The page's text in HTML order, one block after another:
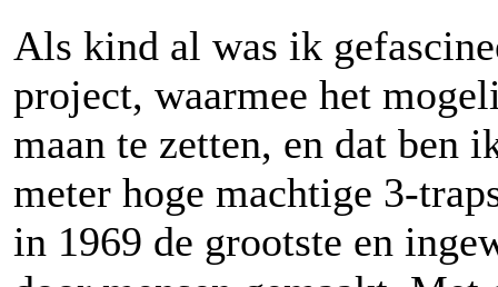
Als kind al was ik
project, waarmee het
maan te zetten, en dat ben
meter hoge machtige 3-
in 1969 de grootste en